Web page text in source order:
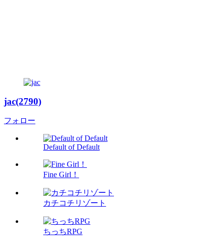
jac(2790)
フォロー
Default of Default
Fine Girl！
カチコチリゾート
ちっちRPG